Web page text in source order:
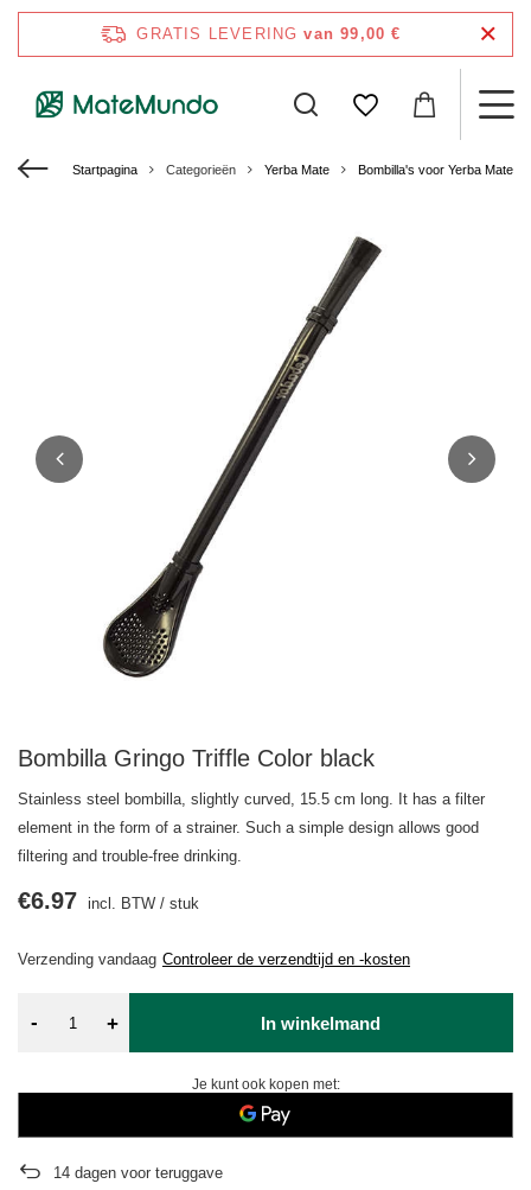
GRATIS LEVERING van 99,00 €
Startpagina Categorieën Yerba Mate Bombilla's voor Yerba Mate
Bombilla Gringo Triffle Color black
Stainless steel bombilla, slightly curved, 15.5 cm long. It has a filter
element in the form of a strainer. Such a simple design allows good
filtering and trouble-free drinking.
Verzending vandaag Controleer de verzendtijd en -kosten
€6.97 incl. BTW / stuk
- + In winkelmand
Je kunt ook kopen met:
14 dagen voor teruggave